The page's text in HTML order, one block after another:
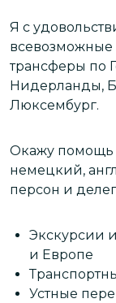
Я с
трансферы по
Нидерланды,
Люксембург.
Окажу помощь
немецкий,
персон и
Экскурсии
и Европе
Устные